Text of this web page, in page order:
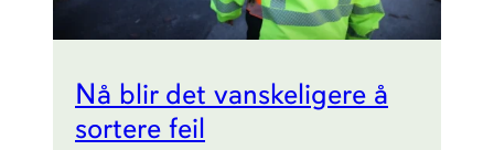
Nå blir det vanskeligere å
sortere feil